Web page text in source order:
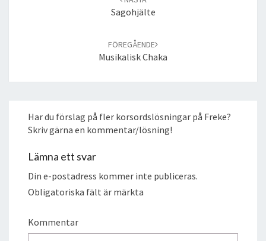
Sagohjälte
FÖREGÅENDE
Musikalisk Chaka
Har du förslag på fler korsordslösningar på Freke?
Skriv gärna en kommentar/lösning!
Lämna ett svar
Din e-postadress kommer inte publiceras.
Obligatoriska fält är märkta
Kommentar